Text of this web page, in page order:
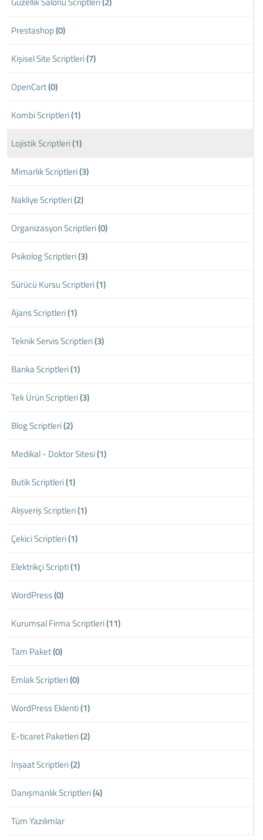
Prestashop(0)
Kişisel Site Scriptleri(7)
OpenCart(0)
Kombi Scriptleri(1)
Lojistik Scriptleri(1)
Mimarlık Scriptleri(3)
Nakliye Scriptleri(2)
Organizasyon Scriptleri(0)
Psikolog Scriptleri(3)
Sürücü Kursu Scriptleri(1)
Ajans Scriptleri(1)
Teknik Servis Scriptleri(3)
Banka Scriptleri(1)
Tek Ürün Scriptleri(3)
Blog Scriptleri(2)
Medikal - Doktor Sitesi(1)
Butik Scriptleri(1)
Alışveriş Scriptleri(1)
Çekici Scriptleri(1)
Elektrikçi Scripti(1)
WordPress(0)
Kurumsal Firma Scriptleri(11)
Tam Paket(0)
Emlak Scriptleri(0)
WordPress Eklenti(1)
E-ticaret Paketleri(2)
İnşaat Scriptleri(2)
Danışmanlık Scriptleri(4)
Tüm Yazılımlar